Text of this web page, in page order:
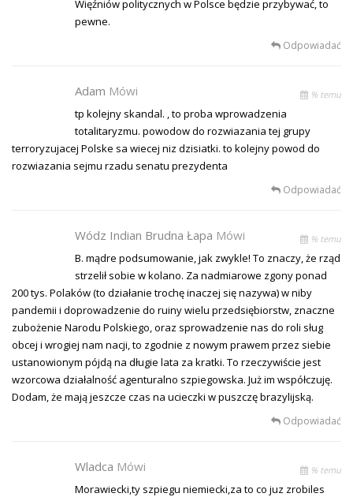
Więźniów politycznych w Polsce będzie przybywać, to
pewne.
Odpowiadać
Adam Mówi % temu
tp kolejny skandal. , to proba wprowadzenia
totalitaryzmu. powodow do rozwiazania tej grupy
terroryzujacej Polske sa wiecej niz dzisiatki. to kolejny powod do
rozwiazania sejmu rzadu senatu prezydenta
Odpowiadać
Wódz Indian Brudna Łapa Mówi % temu
B. mądre podsumowanie, jak zwykle! To znaczy, że rząd
strzelił sobie w kolano. Za nadmiarowe zgony ponad
200 tys. Polaków (to działanie trochę inaczej się nazywa) w niby
pandemii i doprowadzenie do ruiny wielu przedsiębiorstw, znaczne
zubożenie Narodu Polskiego, oraz sprowadzenie nas do roli sług
obcej i wrogiej nam nacji, to zgodnie z nowym prawem przez siebie
ustanowionym pójdą na długie lata za kratki. To rzeczywiście jest
wzorcowa działalność agenturalno szpiegowska. Już im współczuję.
Dodam, że mają jeszcze czas na ucieczki w puszczę brazylijską.
Odpowiadać
Wladca Mówi % temu
Morawiecki,ty szpiegu niemiecki,za to co juz zrobiles